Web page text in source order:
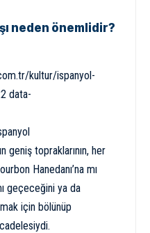
neden önemlidir?
kultur/ispanyol-
data-
geniş topraklarının, her
Hanedanı’na mı
geçeceğini ya da
için bölünüp